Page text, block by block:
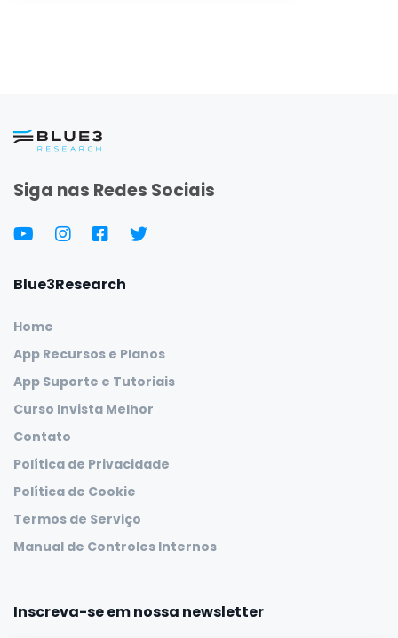
Siga nas Redes Sociais
Blue3Research
Home
App Recursos e Planos
App Suporte e Tutoriais
Curso Invista Melhor
Contato
Política de Privacidade
Política de Cookie
Termos de Serviço
Manual de Controles Internos
Inscreva-se em nossa newsletter